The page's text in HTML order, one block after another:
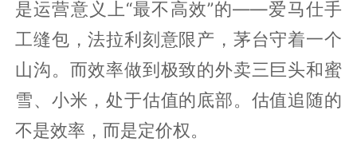
是运营意义上“最不高效”的——爱马仕手
工缝包，法拉利刻意限产，茅台守着一个
山沟。而效率做到极致的外卖三巨头和蜜
雪、小米，处于估值的底部。估值追随的
不是效率，而是定价权。